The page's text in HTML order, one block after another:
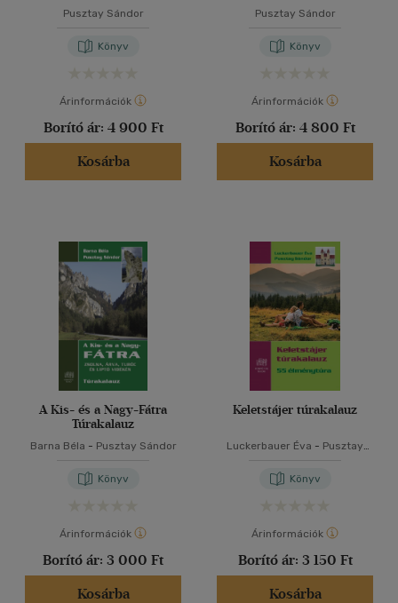
Pusztay Sándor
Könyv
Árinformációk
Borító ár: 4 900 Ft
Kosárba
Pusztay Sándor
Könyv
Árinformációk
Borító ár: 4 800 Ft
Kosárba
A Kis- és a Nagy-Fátra
Túrakalauz
Barna Béla - Pusztay Sándor
Könyv
Árinformációk
Borító ár: 3 000 Ft
Kosárba
Keletstájer túrakalauz
Luckerbauer Éva - Pusztay
Könyv
Árinformációk
Borító ár: 3 150 Ft
Kosárba